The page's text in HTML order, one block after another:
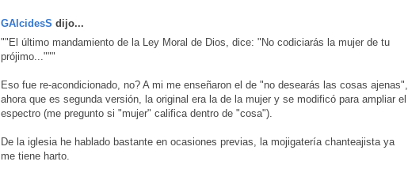
GAlcidesS dijo...
""El último mandamiento de la Ley Moral de Dios, dice: "No codiciarás la mujer de tu
prójimo..."""
Eso fue re-acondicionado, no? A mi me enseñaron el de "no desearás las cosas ajenas",
ahora que es segunda versión, la original era la de la mujer y se modificó para ampliar el
espectro (me pregunto si "mujer" califica dentro de "cosa").
De la iglesia he hablado bastante en ocasiones previas, la mojigatería chanteajista ya
me tiene harto.